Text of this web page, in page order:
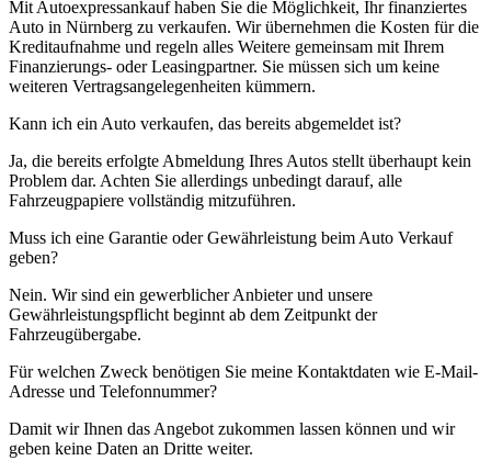
Mit Autoexpressankauf haben Sie die Möglichkeit, Ihr finanziertes
Auto in Nürnberg zu verkaufen. Wir übernehmen die Kosten für die
Kreditaufnahme und regeln alles Weitere gemeinsam mit Ihrem
Finanzierungs- oder Leasingpartner. Sie müssen sich um keine
weiteren Vertragsangelegenheiten kümmern.
Kann ich ein Auto verkaufen, das bereits abgemeldet ist?
Ja, die bereits erfolgte Abmeldung Ihres Autos stellt überhaupt kein
Problem dar. Achten Sie allerdings unbedingt darauf, alle
Fahrzeugpapiere vollständig mitzuführen.
Muss ich eine Garantie oder Gewährleistung beim Auto Verkauf
geben?
Nein. Wir sind ein gewerblicher Anbieter und unsere
Gewährleistungspflicht beginnt ab dem Zeitpunkt der
Fahrzeugübergabe.
Für welchen Zweck benötigen Sie meine Kontaktdaten wie E-Mail-
Adresse und Telefonnummer?
Damit wir Ihnen das Angebot zukommen lassen können und wir
geben keine Daten an Dritte weiter.